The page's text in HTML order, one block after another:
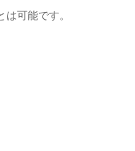
可能です。